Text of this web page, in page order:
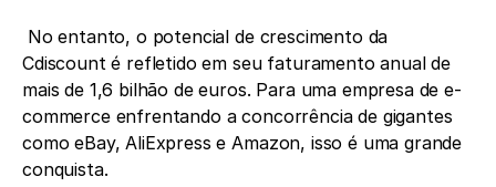
No entanto, o potencial de crescimento da
Cdiscount é refletido em seu faturamento anual de
mais de 1,6 bilhão de euros. Para uma empresa de e-
commerce enfrentando a concorrência de gigantes
como eBay, AliExpress e Amazon, isso é uma grande
conquista.